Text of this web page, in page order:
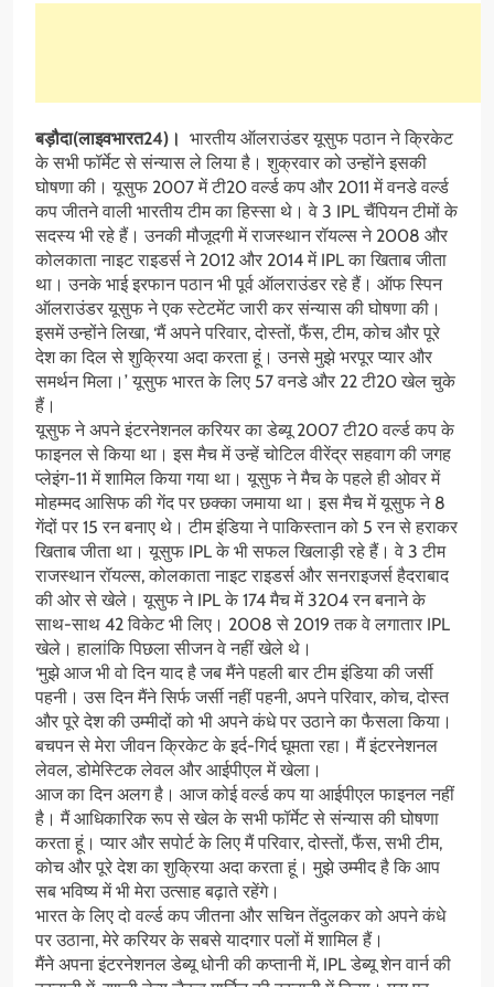
बड़ौदा(लाइवभारत24)। भारतीय ऑलराउंडर यूसुफ पठान ने क्रिकेट
के सभी फॉर्मेट से संन्यास ले लिया है। शुक्रवार को उन्होंने इसकी
घोषणा की। यूसुफ 2007 में टी20 वर्ल्ड कप और 2011 में वनडे वर्ल्ड
कप जीतने वाली भारतीय टीम का हिस्सा थे। वे 3 IPL चैंपियन टीमों के
सदस्य भी रहे हैं। उनकी मौजूदगी में राजस्थान रॉयल्स ने 2008 और
कोलकाता नाइट राइडर्स ने 2012 और 2014 में IPL का खिताब जीता
था। उनके भाई इरफान पठान भी पूर्व ऑलराउंडर रहे हैं। ऑफ स्पिन
ऑलराउंडर यूसुफ ने एक स्टेटमेंट जारी कर संन्यास की घोषणा की।
इसमें उन्होंने लिखा, ‘मैं अपने परिवार, दोस्तों, फैंस, टीम, कोच और पूरे
देश का दिल से शुक्रिया अदा करता हूं। उनसे मुझे भरपूर प्यार और
समर्थन मिला।’ यूसुफ भारत के लिए 57 वनडे और 22 टी20 खेल चुके
हैं।
यूसुफ ने अपने इंटरनेशनल करियर का डेब्यू 2007 टी20 वर्ल्ड कप के
फाइनल से किया था। इस मैच में उन्हें चोटिल वीरेंद्र सहवाग की जगह
प्लेइंग-11 में शामिल किया गया था। यूसुफ ने मैच के पहले ही ओवर में
मोहम्मद आसिफ की गेंद पर छक्का जमाया था। इस मैच में यूसुफ ने 8
गेंदों पर 15 रन बनाए थे। टीम इंडिया ने पाकिस्तान को 5 रन से हराकर
खिताब जीता था। यूसुफ IPL के भी सफल खिलाड़ी रहे हैं। वे 3 टीम
राजस्थान रॉयल्स, कोलकाता नाइट राइडर्स और सनराइजर्स हैदराबाद
की ओर से खेले। यूसुफ ने IPL के 174 मैच में 3204 रन बनाने के
साथ-साथ 42 विकेट भी लिए। 2008 से 2019 तक वे लगातार IPL
खेले। हालांकि पिछला सीजन वे नहीं खेले थे।
‘मुझे आज भी वो दिन याद है जब मैंने पहली बार टीम इंडिया की जर्सी
पहनी। उस दिन मैंने सिर्फ जर्सी नहीं पहनी, अपने परिवार, कोच, दोस्त
और पूरे देश की उम्मीदों को भी अपने कंधे पर उठाने का फैसला किया।
बचपन से मेरा जीवन क्रिकेट के इर्द-गिर्द घूमता रहा। मैं इंटरनेशनल
लेवल, डोमेस्टिक लेवल और आईपीएल में खेला।
आज का दिन अलग है। आज कोई वर्ल्ड कप या आईपीएल फाइनल नहीं
है। मैं आधिकारिक रूप से खेल के सभी फॉर्मेट से संन्यास की घोषणा
करता हूं। प्यार और सपोर्ट के लिए मैं परिवार, दोस्तों, फैंस, सभी टीम,
कोच और पूरे देश का शुक्रिया अदा करता हूं। मुझे उम्मीद है कि आप
सब भविष्य में भी मेरा उत्साह बढ़ाते रहेंगे।
भारत के लिए दो वर्ल्ड कप जीतना और सचिन तेंदुलकर को अपने कंधे
पर उठाना, मेरे करियर के सबसे यादगार पलों में शामिल हैं।
मैंने अपना इंटरनेशनल डेब्यू धोनी की कप्तानी में, IPL डेब्यू शेन वार्न की